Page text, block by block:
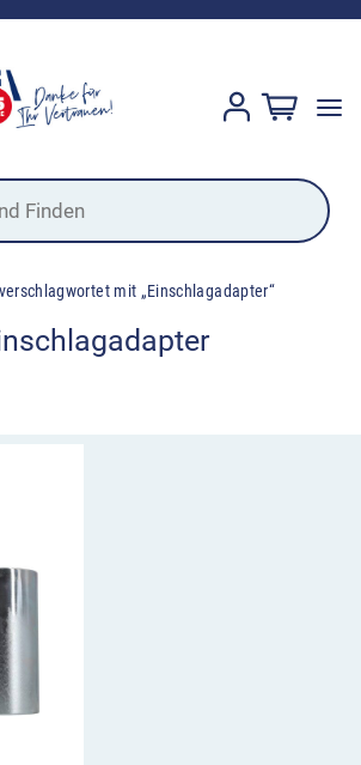
mit „Einschlagadapter“